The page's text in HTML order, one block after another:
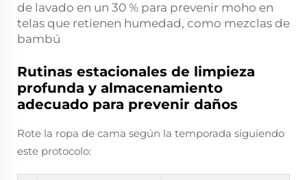
de lavado en un 30 % para prevenir moho en
telas que retienen humedad, como mezclas de
bambú
Rutinas estacionales de limpieza
profunda y almacenamiento
adecuado para prevenir daños
Rote la ropa de cama según la temporada siguiendo
este protocolo: